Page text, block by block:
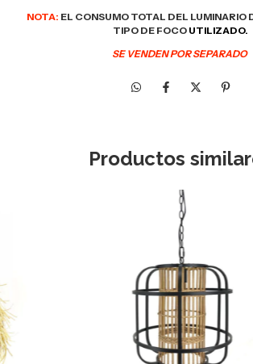
NOTA: EL CONSUMO TOTAL DEL LUMINARIO
TIPO DE FOCO UTILIZADO.
SE VENDEN POR SEPARADO
Productos